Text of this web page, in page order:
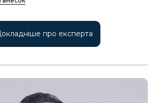
про експерта